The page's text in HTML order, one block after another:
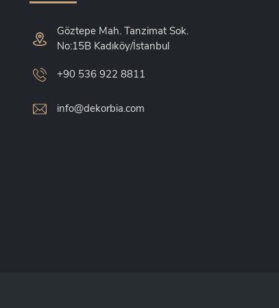
Göztepe Mah. Tanzimat Sok.
No:15B Kadıköy/İstanbul
+90 536 922 8811
info@dekorbia.com